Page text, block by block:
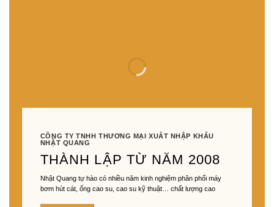
CÔNG TY TNHH THƯƠNG MẠI XUẤT NHẬP KHẨU
NHẬT QUANG
THÀNH LẬP TỪ NĂM 2008
Nhật Quang tự hào có nhiều năm kinh nghiệm phân phối máy
bơm hút cát, ống cao su, cao su kỹ thuật… chất lượng cao